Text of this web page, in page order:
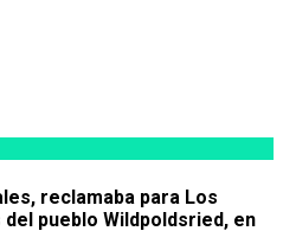
reclamaba para Los
pueblo Wildpoldsried, en